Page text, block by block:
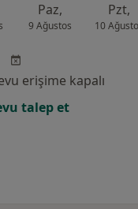
Paz,
9 Ağustos
Pzt,
10
erişime kapalı
talep et